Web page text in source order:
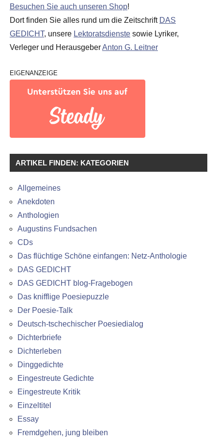
Besuchen Sie auch unseren Shop!
Dort finden Sie alles rund um die Zeitschrift DAS
GEDICHT, unsere Lektoratsdienste sowie Lyriker,
Verleger und HerausgeberAnton G. Leitner
EIGENANZEIGE
ARTIKEL FINDEN: KATEGORIEN
Allgemeines
Anekdoten
Anthologien
Augustins Fundsachen
CDs
Das flüchtige Schöne einfangen: Netz-Anthologie
DAS GEDICHT
DAS GEDICHT blog-Fragebogen
Das knifflige Poesiepuzzle
Der Poesie-Talk
Deutsch-tschechischer Poesiedialog
Dichterbriefe
Dichterleben
Dinggedichte
Eingestreute Gedichte
Eingestreute Kritik
Einzeltitel
Essay
Fremdgehen, jung bleiben